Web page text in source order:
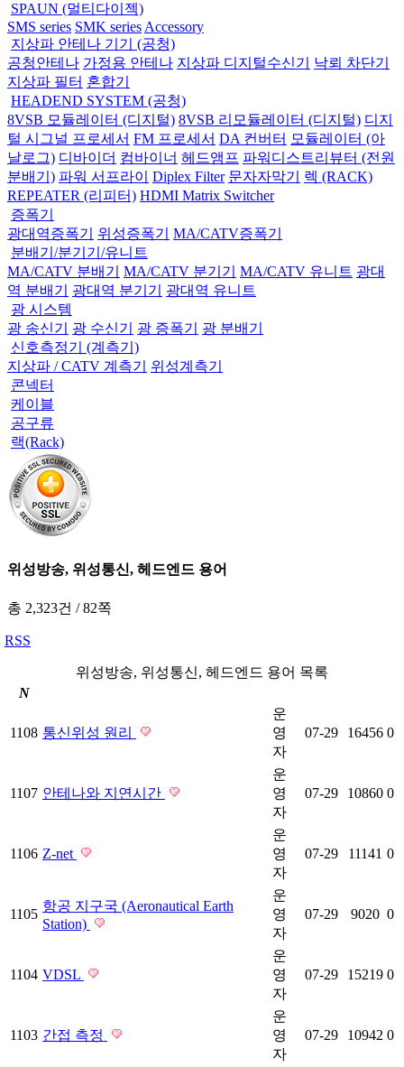
SPAUN (멀티다이젝)
SMS series SMK series Accessory
지상파 안테나 기기 (공청)
공청안테나 가정용 안테나 지상파 디지털수신기
낙뢰 차단기
지상파 필터 혼합기
HEADEND SYSTEM (공청)
8VSB 모듈레이터 (디지털) 8VSB 리모듈레이터 (디지털) 디지
털 시그널 프로세서 FM 프로세서 DA 컨버터 모듈레이터 (아
날로그) 디바이더 컴바이너 헤드앰프 파워디스트리뷰터 (전원
분배기) 파워 서프라이 Diplex Filter 문자자막기
렉 (RACK)
REPEATER (리피터) HDMI Matrix Switcher
증폭기
광대역증폭기
위성증폭기
MA/CATV증폭기
분배기/분기기/유니트
MA/CATV 분배기
MA/CATV 분기기 MA/CATV 유니트 광대
역 분배기
광대역 분기기
광대역 유니트
광 시스템
광 송신기
광 수신기 광 증폭기
광 분배기
신호측정기 (계측기)
지상파 / CATV 계측기
위성계측기
콘넥터
케이블
공구류
랙(Rack)
위성방송, 위성통신, 헤드엔드 용어
총 2,323건 /82쪽
RSS
위성방송, 위성통신, 헤드엔드 용어 목록
N
1108 통신위성 원리
운
영
자
07-29 16456 0
1107 안테나와 지연시간
운
영
자
07-29 10860 0
1106 Z-net
운
영
자
07-29 11141 0
1105
항공 지구국 (Aeronautical Earth
Station)
운
영
자
07-29 9020 0
1104 VDSL
운
영
자
07-29 15219 0
1103 간접 측정
운
영
자
07-29 10942 0